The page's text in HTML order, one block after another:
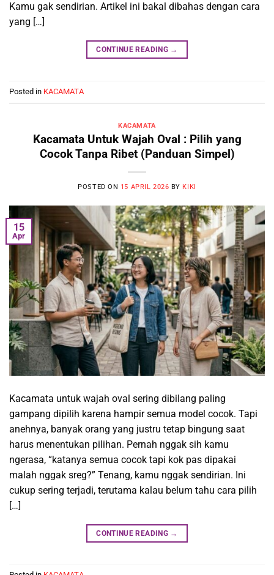
Kamu gak sendirian. Artikel ini bakal dibahas dengan cara
yang […]
CONTINUE READING →
Posted in KACAMATA
KACAMATA
Kacamata Untuk Wajah Oval : Pilih yang
Cocok Tanpa Ribet (Panduan Simpel)
POSTED ON 15 APRIL 2026 BY KIKI
15
Apr
Kacamata untuk wajah oval sering dibilang paling
gampang dipilih karena hampir semua model cocok. Tapi
anehnya, banyak orang yang justru tetap bingung saat
harus menentukan pilihan. Pernah nggak sih kamu
ngerasa, “katanya semua cocok tapi kok pas dipakai
malah nggak sreg?” Tenang, kamu nggak sendirian. Ini
cukup sering terjadi, terutama kalau belum tahu cara pilih
[…]
CONTINUE READING →